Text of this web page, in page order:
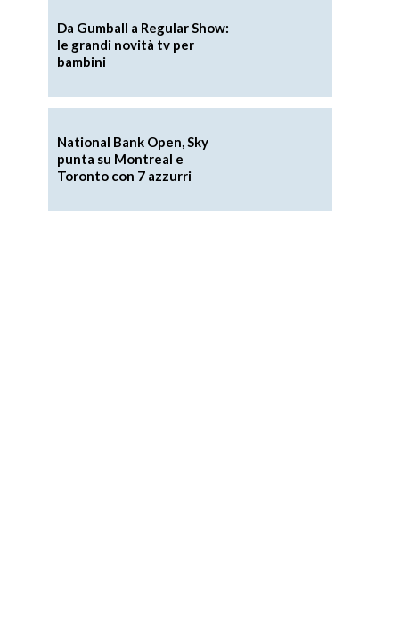
Da Gumball a Regular Show:
le grandi novità tv per
bambini
National Bank Open, Sky
punta su Montreal e
Toronto con 7 azzurri